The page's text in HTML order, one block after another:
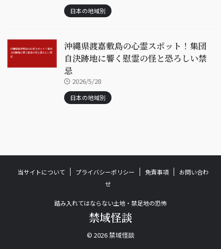
日本の地域別
沖縄県渡嘉敷島の心霊スポット！集団
自決跡地に響く慰霊の怪と恐ろしい禁
忌
2026/5/28
日本の地域別
当サイトについて プライバシーポリシー 免責事項
お問い合わ
せ
踏み入れてはならない土地・禁足地の恐怖
禁域怪談
© 2026 禁域怪談